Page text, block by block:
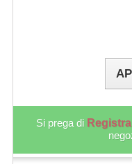
Si prega di